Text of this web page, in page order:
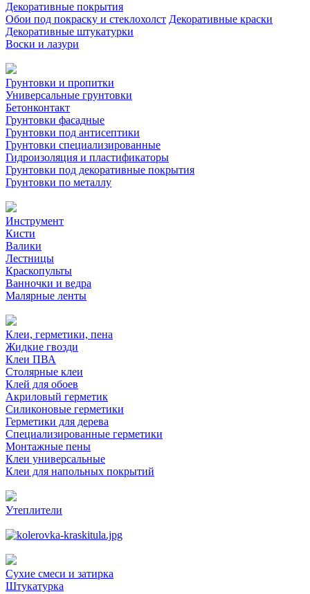
Декоративные покрытия
Обои под покраску и стеклохолст Декоративные краски
Декоративные штукатурки
Воски и лазури
Грунтовки и пропитки
Универсальные грунтовки
Бетонконтакт
Грунтовки фасадные
Грунтовки под антисептики
Грунтовки специализированные
Гидроизоляция и пластификаторы
Грунтовки под декоративные покрытия
Грунтовки по металлу
Инструмент
Кисти
Валики
Лестницы
Краскопульты
Ванночки и ведра
Малярные ленты
Клеи, герметики, пена
Жидкие гвозди
Клеи ПВА
Столярные клеи
Клей для обоев
Акриловый герметик
Силиконовые герметики
Герметики для дерева
Специализированные герметики
Монтажные пены
Клеи универсальные
Клеи для напольных покрытий
Утеплители
Сухие смеси и затирка
Штукатурка